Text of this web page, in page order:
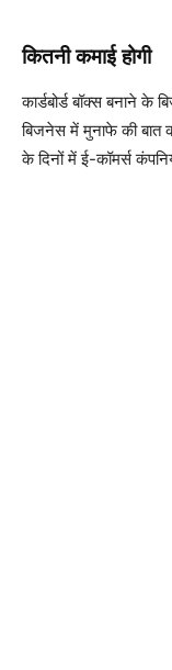
कितनी कमाई होगी
कार्डबोर्ड बॉक्स बनाने
बिजनेस में मुनाफे की बात
के दिनों में ई-कॉमर्स